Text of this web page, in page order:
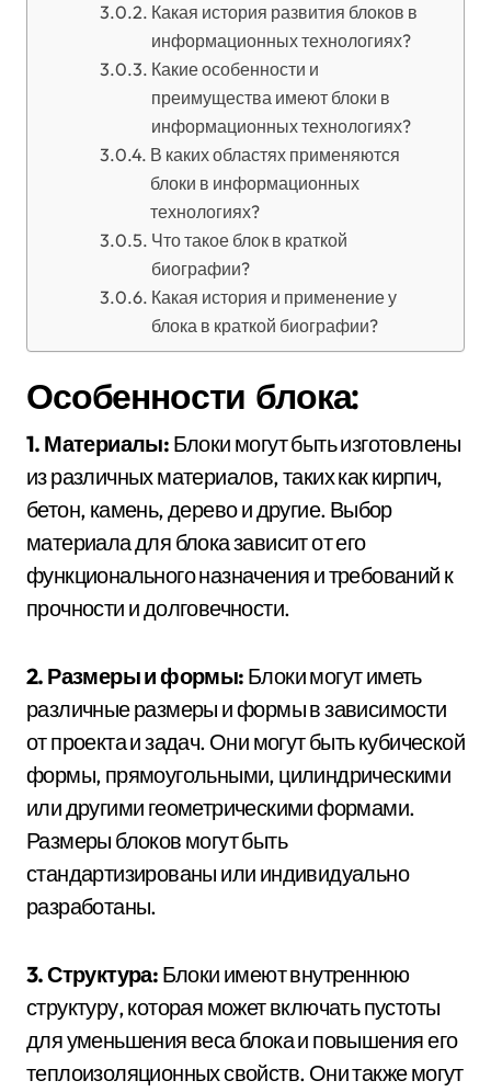
Какая история развития блоков в
информационных технологиях?
Какие особенности и
преимущества имеют блоки в
информационных технологиях?
В каких областях применяются
блоки в информационных
технологиях?
Что такое блок в краткой
биографии?
Какая история и применение у
блока в краткой биографии?
Особенности блока:
1. Материалы: Блоки могут быть изготовлены
из различных материалов, таких как кирпич,
бетон, камень, дерево и другие. Выбор
материала для блока зависит от его
функционального назначения и требований к
прочности и долговечности.
2. Размеры и формы: Блоки могут иметь
различные размеры и формы в зависимости
от проекта и задач. Они могут быть кубической
формы, прямоугольными, цилиндрическими
или другими геометрическими формами.
Размеры блоков могут быть
стандартизированы или индивидуально
разработаны.
3. Структура: Блоки имеют внутреннюю
структуру, которая может включать пустоты
для уменьшения веса блока и повышения его
теплоизоляционных свойств. Они также могут